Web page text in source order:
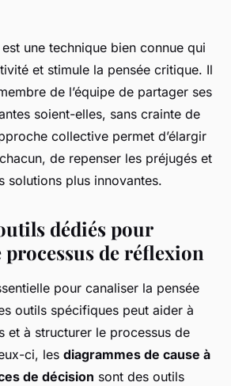
est une technique bien connue qui
et stimule la pensée critique. Il
de l’équipe de partager ses
soient-elles, sans crainte de
collective permet d’élargir
de repenser les préjugés et
solutions plus innovantes.
dédiés pour
de réflexion
pour canaliser la pensée
outils spécifiques peut aider à
et à structurer le processus de
ci, les diagrammes de cause à
de décision sont des outils